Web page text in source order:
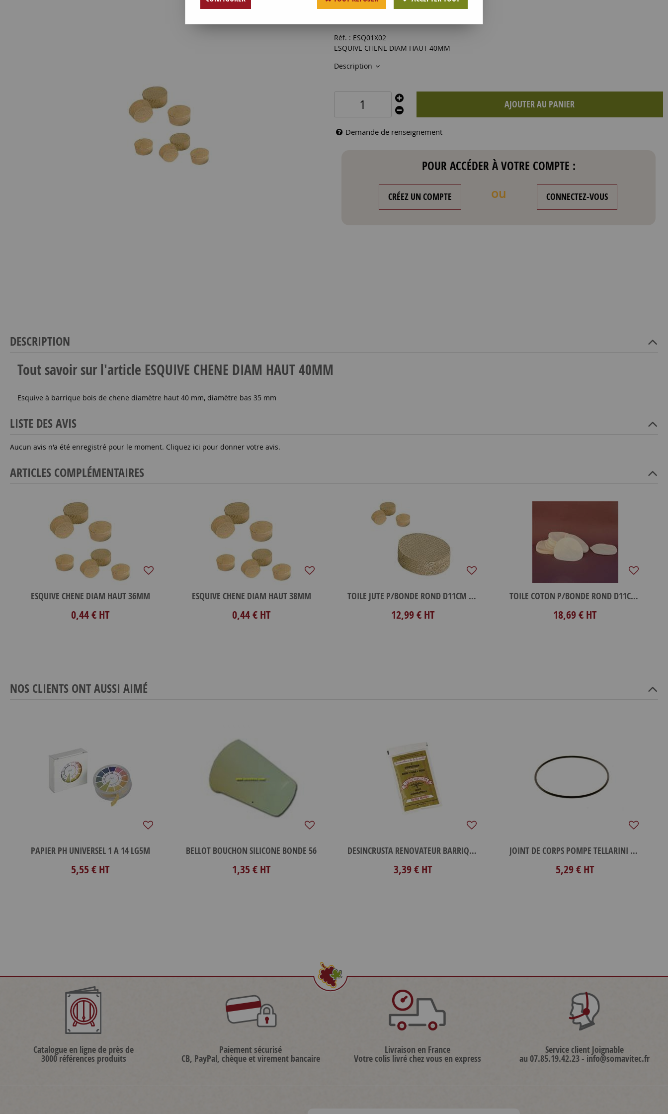
0,44€HT
Réf. : ESQ01X02
ESQUIVE CHENE DIAM HAUT 40MM
Description
AJOUTER AU PANIER
Demande de renseignement
POUR ACCÉDER À VOTRE COMPTE :
CRÉEZ UN COMPTE ou CONNECTEZ-VOUS
DESCRIPTION
Tout savoir sur l'article ESQUIVE CHENE DIAM HAUT 40MM
Esquive à barrique bois de chene diamètre haut 40 mm, diamètre bas 35 mm
LISTE DES AVIS
Aucun avis n'a été enregistré pour le moment. Cliquez ici pour donner votre avis.
ARTICLES COMPLÉMENTAIRES
ESQUIVE CHENE DIAM HAUT 36MM
0,44 € HT
ESQUIVE CHENE DIAM HAUT 38MM
0,44 € HT
TOILE JUTE P/BONDE ROND D11CM X100
12,99 € HT
TOILE COTON P/BONDE ROND D11CM X100
18,69 € HT
NOS CLIENTS ONT AUSSI AIMÉ
PAPIER PH UNIVERSEL 1 A 14 LG5M
5,55 € HT
BELLOT BOUCHON SILICONE BONDE 56
1,35 € HT
DESINCRUSTA RENOVATEUR BARRIQUE 80G
3,39 € HT
JOINT DE CORPS POMPE TELLARINI ALM 30
5,29 € HT
Catalogue en ligne de près de
3000 références produits
Paiement sécurisé
CB, PayPal, chèque et virement bancaire
Livraison en France
Votre colis livré chez vous en express
Service client Joignable
au 07.85.19.42.23 - info@somavitec.fr